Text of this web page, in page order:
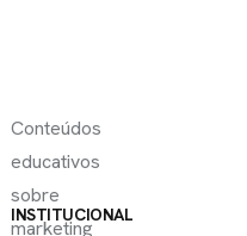
INSTITUCIONAL
Conteúdos
educativos
sobre
marketing